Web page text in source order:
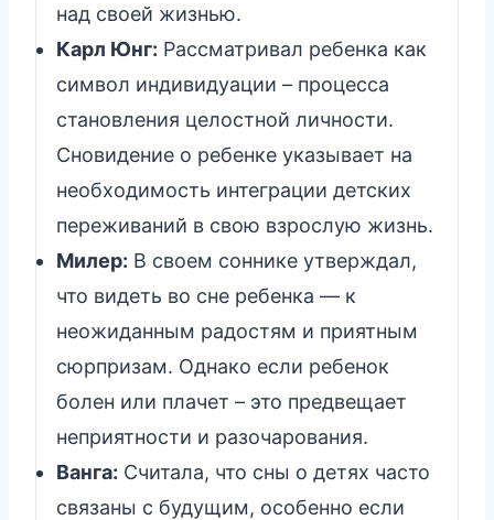
над своей жизнью.
Карл Юнг: Рассматривал ребенка как
символ индивидуации – процесса
становления целостной личности.
Сновидение о ребенке указывает на
необходимость интеграции детских
переживаний в свою взрослую жизнь.
Милер: В своем соннике утверждал,
что видеть во сне ребенка — к
неожиданным радостям и приятным
сюрпризам. Однако если ребенок
болен или плачет – это предвещает
неприятности и разочарования.
Ванга: Считала, что сны о детях часто
связаны с будущим, особенно если